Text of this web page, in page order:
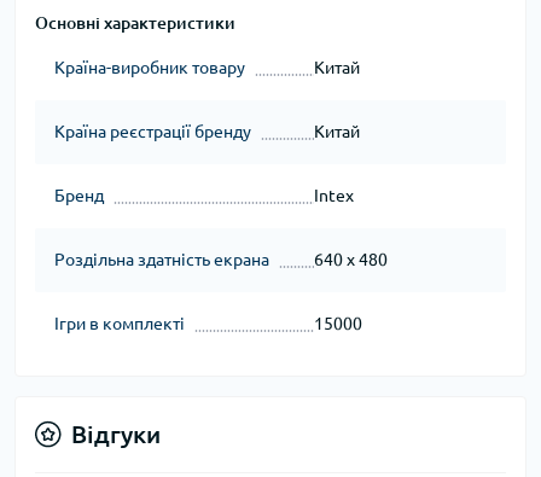
Основні характеристики
Країна-виробник товару Китай
Країна реєстрації бренду Китай
Бренд Intex
Роздільна здатність екрана 640 х 480
Ігри в комплекті 15000
Відгуки